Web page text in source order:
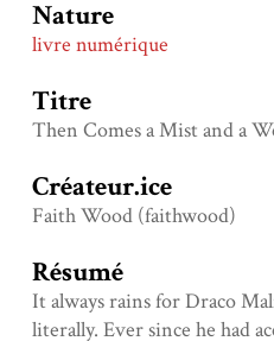
Nature
livre numérique
Titre
Then Comes a Mist and a
Créateur.ice
Faith Wood (faithwood)
Résumé
It always rains for Draco
literally. Ever since he had